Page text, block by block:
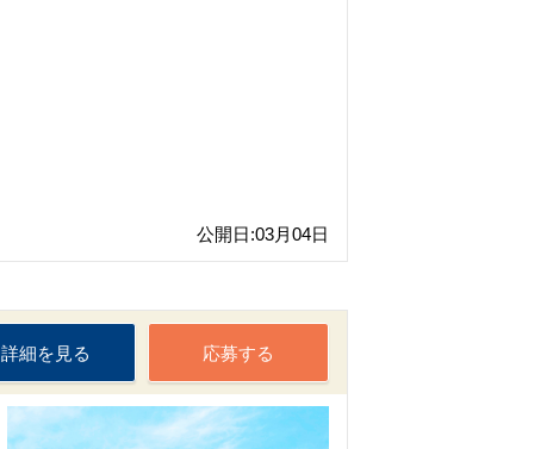
公開日:03月04日
応募する
詳細を見る